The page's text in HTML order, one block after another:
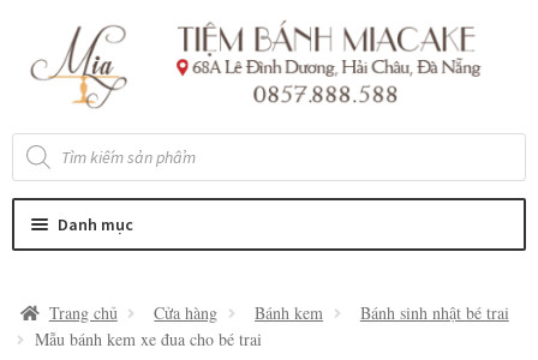
đến
Điều
đến
nội
Tìm
kiếm
sản
Danh mục
Trang chủ Cửa hàng Bánh kem
Bánh sinh nhật bé trai
Mẫu bánh kem xe đua cho bé trai